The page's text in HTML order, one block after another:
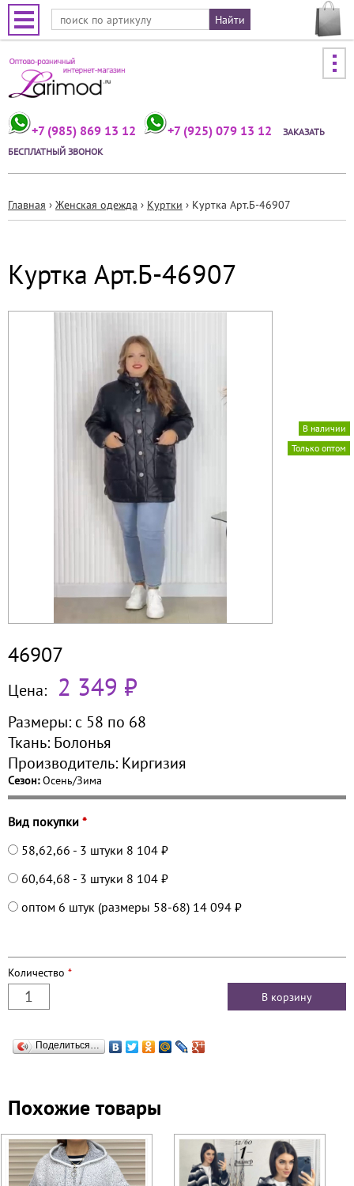
Jump to navigation
+7 (985) 869 13 12 +7 (925) 079 13 12
ЗАКАЗАТЬ
БЕСПЛАТНЫЙ ЗВОНОК
здесь
Главная › Женская одежда › Куртки › Куртка Арт.Б-46907
Куртка Арт.Б-46907
Только оптом
В наличии
46907
Цена: 2 349 ₽
Размеры: с 58 по 68
Ткань: Болонья
Производитель: Киргизия
Сезон:Осень/Зима
Вид покупки *
58,62,66 - 3 штуки 8 104 ₽
60,64,68 - 3 штуки 8 104 ₽
оптом 6 штук (размеры 58-68) 14 094 ₽
Количество *
Поделиться…
Похожие товары